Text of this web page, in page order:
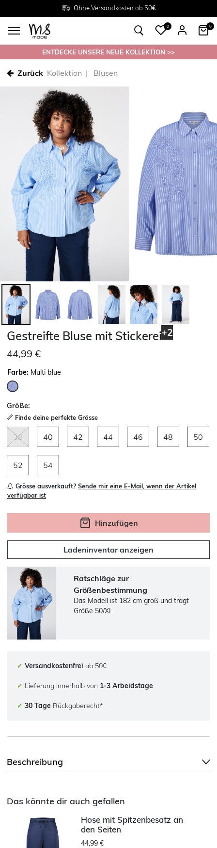
OhneVersandkosten ab 50€
Grösse38 - 54
Rückgabe innerhalb 30 Tagen
0 0
ENTDECKE UNSERE NEUE KOLLEKTION >>
Zurück Kollektion Blusen
+2
Gestreifte Bluse mit Stickerei
44,99 €
Farbe: Multi blue
Größe:
Finde deine perfekte Grösse
38 40 42 44 46 48 50
52 54
Grösse ausverkauft? Sende mir eine E-Mail, wenn der Artikel
verfügbar ist
Hinzufügen
Ladeninventar anzeigen
Ratschläge zur
Größenbestimmung
Das Modell ist 182 cm groß und trägt
Größe 50/XL.
✔ Versandkostenfrei ab 50€
✔ Lieferung innerhalb von 1-3 Arbeidstage
✔ 30 Tage Rückgaberecht*
Beschreibung
Das könnte dir auch gefallen
Hose mit Spitzenbesatz an
den Seiten
44,99 €